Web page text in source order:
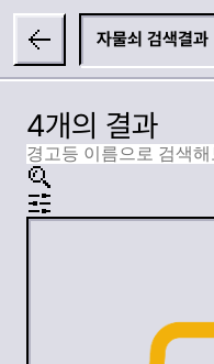
자물쇠
4개의 결과